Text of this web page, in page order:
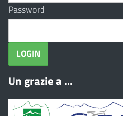
Password
Un grazie a ...